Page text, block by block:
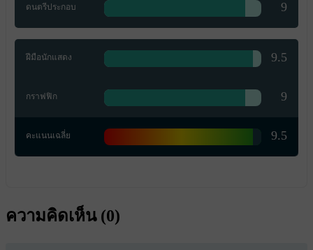
ดนตรีประกอบ 9
ฝีมือนักแสดง 9.5
กราฟฟิก 9
คะแนนเฉลี่ย 9.5
ความคิดเห็น (0)